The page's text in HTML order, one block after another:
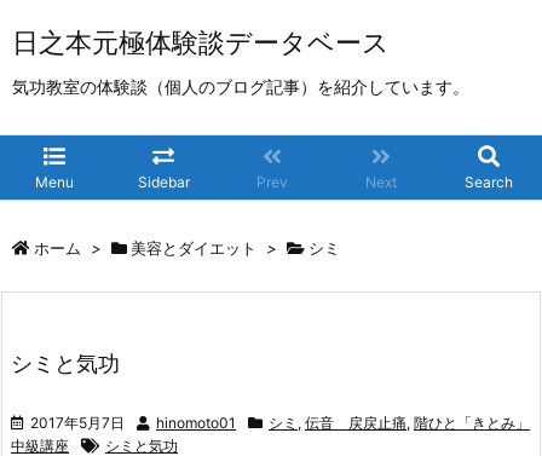
日之本元極体験談データベース
気功教室の体験談（個人のブログ記事）を紹介しています。
Menu Sidebar Prev Next Search
ホーム > 美容とダイエット > シミ
シミと気功
2017年5月7日 hinomoto01 シミ , 伝音 戻戻止痛, 階ひと「きとみ」
中級講座
シミと気功